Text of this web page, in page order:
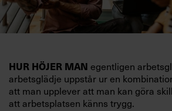
HUR HÖJER MAN egentligen
arbetsglädje uppstår ur en
att man upplever att man kan göra
att arbetsplatsen känns trygg.